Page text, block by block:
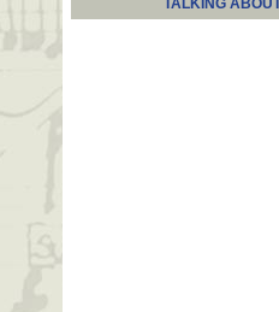
TALKING